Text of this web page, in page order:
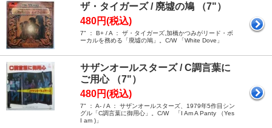
ザ・タイガーズ / 廃墟の鳩 （7"）
480円(税込)
7" ： B+ / A ： ザ・タイガーズ,加橋かつみがリード・ボ
ーカルを務める「廃墟の鳩」。C/W 「White Dove」
サザンオールスターズ / C調言葉に
ご用心 （7"）
480円(税込)
7" ： A- / A ： サザンオールスターズ、1979年5作目シン
グル「C調言葉に御用心」。C/W 「I Am A Panty （Yes
I am )」